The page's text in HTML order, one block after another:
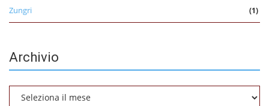
Zungri (1)
Archivio
Archivio